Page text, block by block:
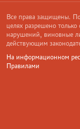
Все права защищены.
целях разрешено
нарушений, виновные
действующим
На информационном
Правилами